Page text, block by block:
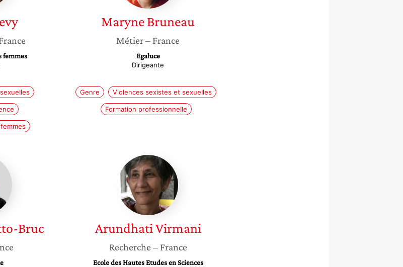
femmes
MaryneBruneau
Métier– France
Egaluce
Dirigeante
Genre Violences sexistes et sexuelles
Formation professionnelle
Bruc
Arundhati
Virmani
ArundhatiVirmani
Recherche – France
Ecole des Hautes Etudes en Sciences